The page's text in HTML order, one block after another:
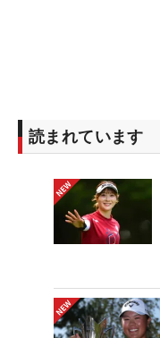
読まれています